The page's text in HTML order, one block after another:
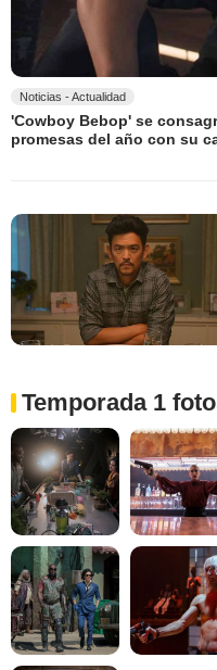
Noticias - Actualidad
'Cowboy Bebop' se
promesas del año con su
Temporada 1